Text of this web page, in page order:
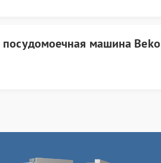
посудомоечная машина Beko